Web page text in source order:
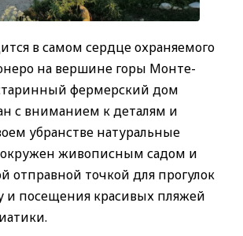
в самом сердце охраняемого
на вершине горы Монте-
фермерский дом
с вниманием к деталям и
убранстве натуральные
живописным садом и
отправной точкой для прогулок
и посещения красивых пляжей